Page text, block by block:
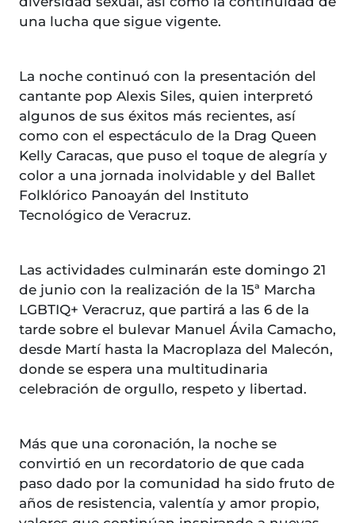
una lucha que sigue vigente.
La noche continuó con la presentación del
cantante pop Alexis Siles, quien interpretó
algunos de sus éxitos más recientes, así
como con el espectáculo de la Drag Queen
Kelly Caracas, que puso el toque de alegría y
color a una jornada inolvidable y del Ballet
Folklórico Panoayán del Instituto
Tecnológico de Veracruz.
Las actividades culminarán este domingo 21
de junio con la realización de la 15ª Marcha
LGBTIQ+ Veracruz, que partirá a las 6 de la
tarde sobre el bulevar Manuel Ávila Camacho,
desde Martí hasta la Macroplaza del Malecón,
donde se espera una multitudinaria
celebración de orgullo, respeto y libertad.
Más que una coronación, la noche se
convirtió en un recordatorio de que cada
paso dado por la comunidad ha sido fruto de
años de resistencia, valentía y amor propio,